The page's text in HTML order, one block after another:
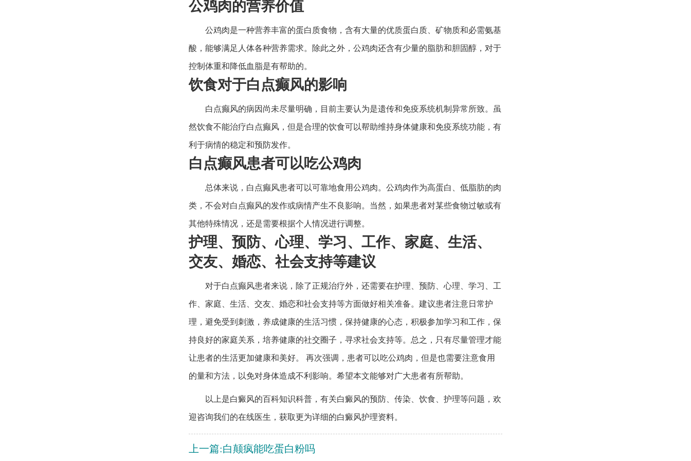
公鸡肉的营养价值
公鸡肉是一种营养丰富的蛋白质食物，含有大量的优质蛋白质、矿物质和必需氨基
酸，能够满足人体各种营养需求。除此之外，公鸡肉还含有少量的脂肪和胆固醇，对于
控制体重和降低血脂是有帮助的。
饮食对于白点癫风的影响
白点癫风的病因尚未尽量明确，目前主要认为是遗传和免疫系统机制异常所致。虽
然饮食不能治疗白点癫风，但是合理的饮食可以帮助维持身体健康和免疫系统功能，有
利于病情的稳定和预防发作。
白点癫风患者可以吃公鸡肉
总体来说，白点癫风患者可以可靠地食用公鸡肉。公鸡肉作为高蛋白、低脂肪的肉
类，不会对白点癫风的发作或病情产生不良影响。当然，如果患者对某些食物过敏或有
其他特殊情况，还是需要根据个人情况进行调整。
护理、预防、心理、学习、工作、家庭、生活、
交友、婚恋、社会支持等建议
对于白点癫风患者来说，除了正规治疗外，还需要在护理、预防、心理、学习、工
作、家庭、生活、交友、婚恋和社会支持等方面做好相关准备。建议患者注意日常护
理，避免受到刺激，养成健康的生活习惯，保持健康的心态，积极参加学习和工作，保
持良好的家庭关系，培养健康的社交圈子，寻求社会支持等。总之，只有尽量管理才能
让患者的生活更加健康和美好。 再次强调，患者可以吃公鸡肉，但是也需要注意食用
的量和方法，以免对身体造成不利影响。希望本文能够对广大患者有所帮助。
以上是白癜风的百科知识科普，有关白癜风的预防、传染、饮食、护理等问题，欢
迎咨询我们的在线医生，获取更为详细的白癜风护理资料。
上一篇:白颠疯能吃蛋白粉吗